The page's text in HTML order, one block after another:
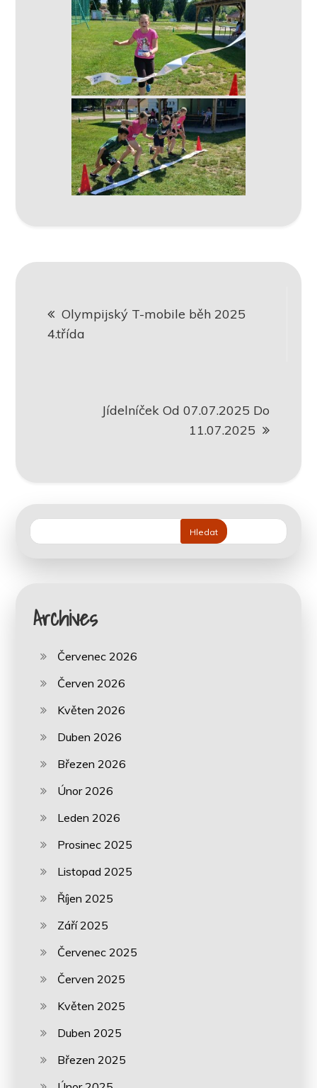
proOlympijský T-mobile běh 2025
4.třída
Jídelníček Od 07.07.2025 Do
11.07.2025
Hledat
Archives
Červenec 2026
Červen 2026
Květen 2026
Duben 2026
Březen 2026
Únor 2026
Leden 2026
Prosinec 2025
Listopad 2025
Říjen 2025
Září 2025
Červenec 2025
Červen 2025
Květen 2025
Duben 2025
Březen 2025